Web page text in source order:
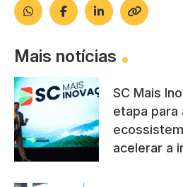
Mais notícias
SC Mais
etapa para
acelerar a